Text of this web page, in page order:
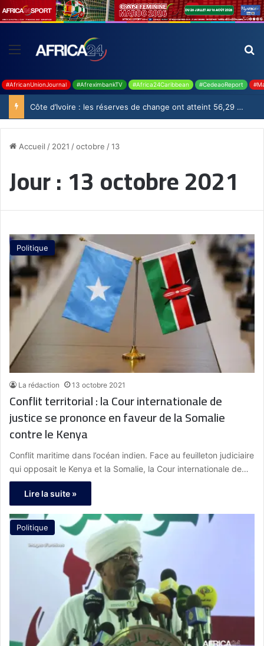
#AfricanUnionJournal #AfreximbankTV #Africa24Caribbean #CedeaoReport
Côte d’Ivoire : les réserves de change ont atteint 56,29 milliards USD en juillet
Accueil / 2021 /octobre /13
Jour :13 octobre 2021
Politique
La rédaction 13 octobre 2021
Conflit territorial : la Cour internationale de
justice se prononce en faveur de la Somalie
contre le Kenya
Conflit maritime dans l’océan indien. Face au feuilleton judiciaire
qui opposait le Kenya et la Somalie, la Cour internationale de…
Lire la suite »
Politique